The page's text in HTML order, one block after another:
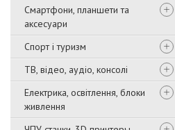
Смартфони, планшети та
аксесуари
Спорт і туризм
ТВ, відео, аудіо, консолі
Електрика, освітлення, блоки
живлення